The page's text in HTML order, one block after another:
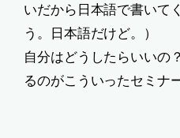
いだから日本語で書いて
う。日本語だけど。）
自分はどうしたらいいの
るのがこういったセミナ